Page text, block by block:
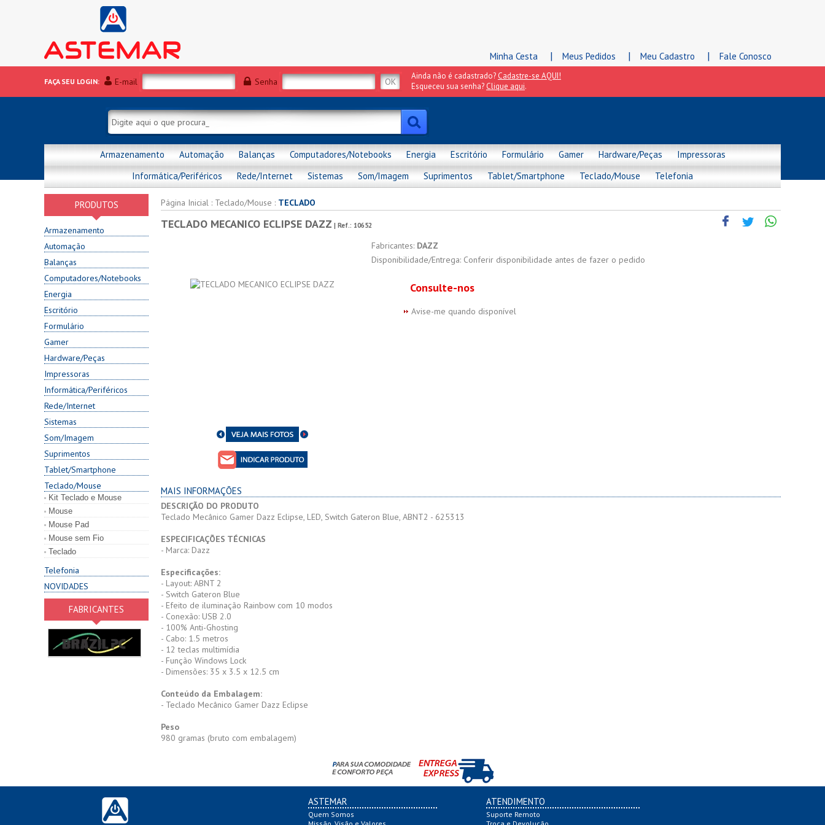
Minha Cesta | Meus Pedidos | Meu Cadastro | Fale Conosco
FAÇA SEU LOGIN: E-mail Senha
Ainda não é cadastrado? Cadastre-se AQUI!
Esqueceu sua senha? Clique aqui.
Armazenamento Automação Balanças Computadores/Notebooks Energia Escritório Formulário Gamer Hardware/Peças
Impressoras
Informática/Periféricos
Rede/Internet Sistemas Som/Imagem Suprimentos Tablet/Smartphone Teclado/Mouse Telefonia
PRODUTOS
Armazenamento
Automação
Balanças
Computadores/Notebooks
Energia
Escritório
Formulário
Gamer
Hardware/Peças
Impressoras
Informática/Periféricos
Rede/Internet
Sistemas
Som/Imagem
Suprimentos
Tablet/Smartphone
Teclado/Mouse
Kit Teclado e Mouse
Mouse
Mouse Pad
Mouse sem Fio
Teclado
Telefonia
NOVIDADES
FABRICANTES
Página Inicial : Teclado/Mouse : TECLADO
TECLADO MECANICO ECLIPSE DAZZ | Ref.: 10652
Fabricantes: DAZZ
Disponibilidade/Entrega: Conferir disponibilidade antes de fazer o pedido
Consulte-nos
Avise-me quando disponível
MAIS INFORMAÇÕES
DESCRIÇÃO DO PRODUTO
Teclado Mecânico Gamer Dazz Eclipse, LED, Switch Gateron Blue, ABNT2 - 625313
ESPECIFICAÇÕES TÉCNICAS
- Marca: Dazz
Especificações:
- Layout: ABNT 2
- Switch Gateron Blue
- Efeito de iluminação Rainbow com 10 modos
- Conexão: USB 2.0
- 100% Anti-Ghosting
- Cabo: 1.5 metros
- 12 teclas multimídia
- Função Windows Lock
- Dimensões: 35 x 3.5 x 12.5 cm
Conteúdo da Embalagem:
- Teclado Mecânico Gamer Dazz Eclipse
Peso
980 gramas (bruto com embalagem)
ASTEMAR
Quem Somos
ATENDIMENTO
Suporte Remoto